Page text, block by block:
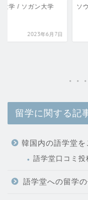
大学 / ソガン大学
2023年6月7日
ソ
留学に関する記
韓国内の語学堂を
語学堂口コミ投
語学堂への留学